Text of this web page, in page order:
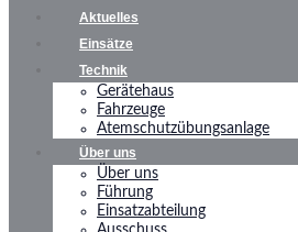
Aktuelles
Einsätze
Technik
Gerätehaus
Fahrzeuge
Atemschutzübungsanlage
Über uns
Über uns
Führung
Einsatzabteilung